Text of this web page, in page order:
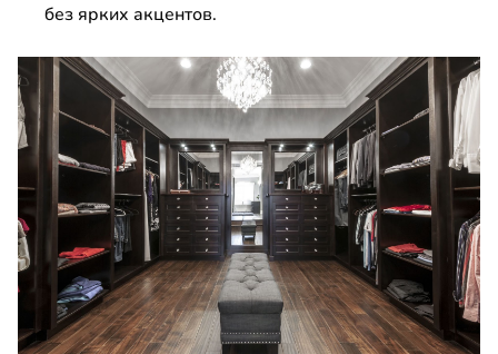
без ярких акцентов.